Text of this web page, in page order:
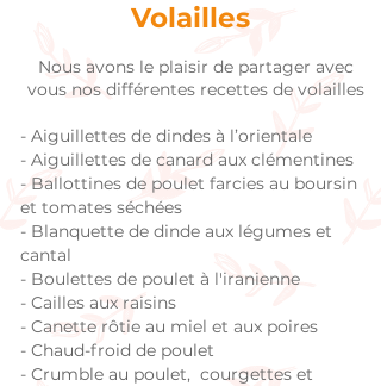
Volailles
Nous avons le plaisir de partager avec
vous nos différentes recettes de volailles
- Aiguillettes de dindes à l’orientale
- Aiguillettes de canard aux clémentines
- Ballottines de poulet farcies au boursin
et tomates séchées
- Blanquette de dinde aux légumes et
cantal
- Boulettes de poulet à l'iranienne
- Cailles aux raisins
- Canette rôtie au miel et aux poires
- Chaud-froid de poulet
- Crumble au poulet, courgettes et